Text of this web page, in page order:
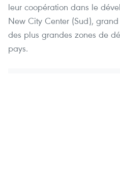
leur coopération dans le
New City Center (Sud),
des plus grandes zones de
pays.